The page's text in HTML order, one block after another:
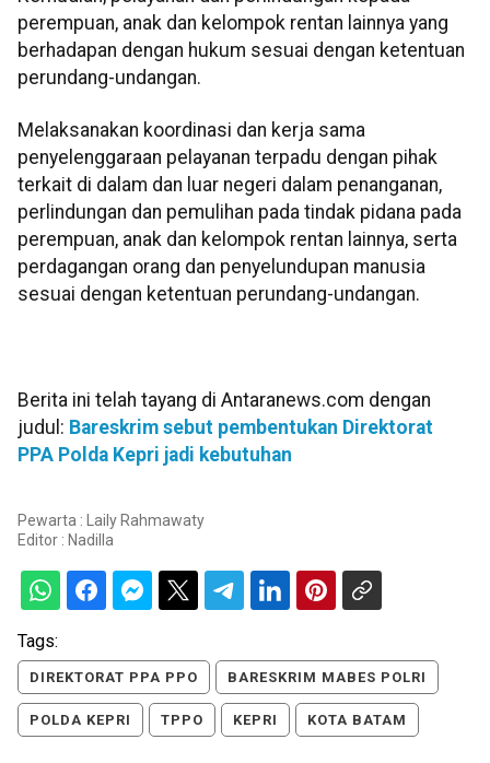
perempuan, anak dan kelompok rentan lainnya yang
berhadapan dengan hukum sesuai dengan ketentuan
perundang-undangan.
Melaksanakan koordinasi dan kerja sama
penyelenggaraan pelayanan terpadu dengan pihak
terkait di dalam dan luar negeri dalam penanganan,
perlindungan dan pemulihan pada tindak pidana pada
perempuan, anak dan kelompok rentan lainnya, serta
perdagangan orang dan penyelundupan manusia
sesuai dengan ketentuan perundang-undangan.
Berita ini telah tayang di Antaranews.com dengan
judul: Bareskrim sebut pembentukan Direktorat
PPA Polda Kepri jadi kebutuhan
Pewarta : Laily Rahmawaty
Editor : Nadilla
Tags:
DIREKTORAT PPA PPO BARESKRIM MABES POLRI
POLDA KEPRI TPPO KEPRI KOTA BATAM